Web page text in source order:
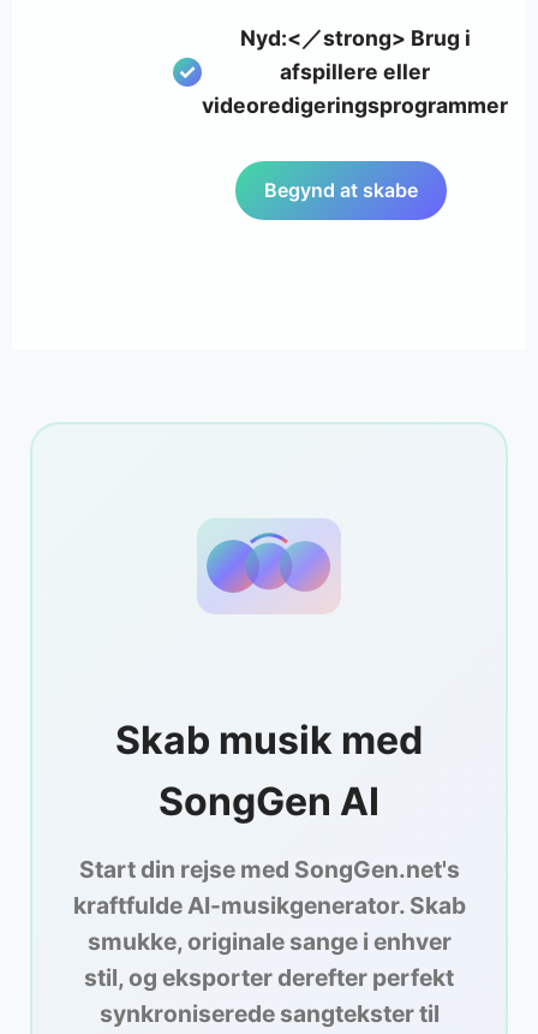
Nyd:<／strong> Brug i
afspillere eller
videoredigeringsprogrammer
Begynd at skabe
Skab musik med
SongGen AI
Start din rejse med SongGen.net's
kraftfulde AI-musikgenerator. Skab
smukke, originale sange i enhver
stil, og eksporter derefter perfekt
synkroniserede sangtekster til